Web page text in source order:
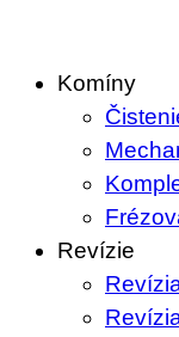
contentKomíny
Revízie